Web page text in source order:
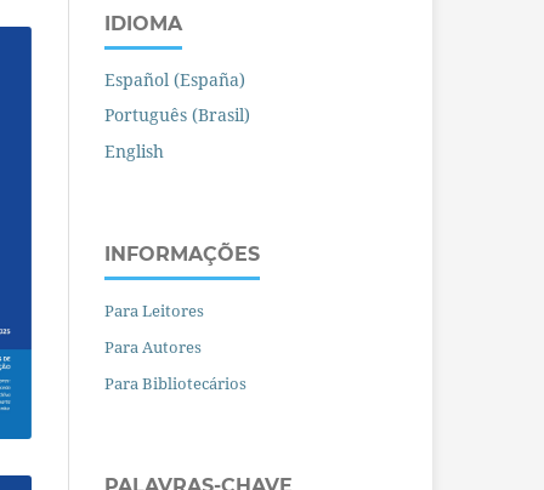
IDIOMA
Español (España)
Português (Brasil)
English
INFORMAÇÕES
Para Leitores
Para Autores
Para Bibliotecários